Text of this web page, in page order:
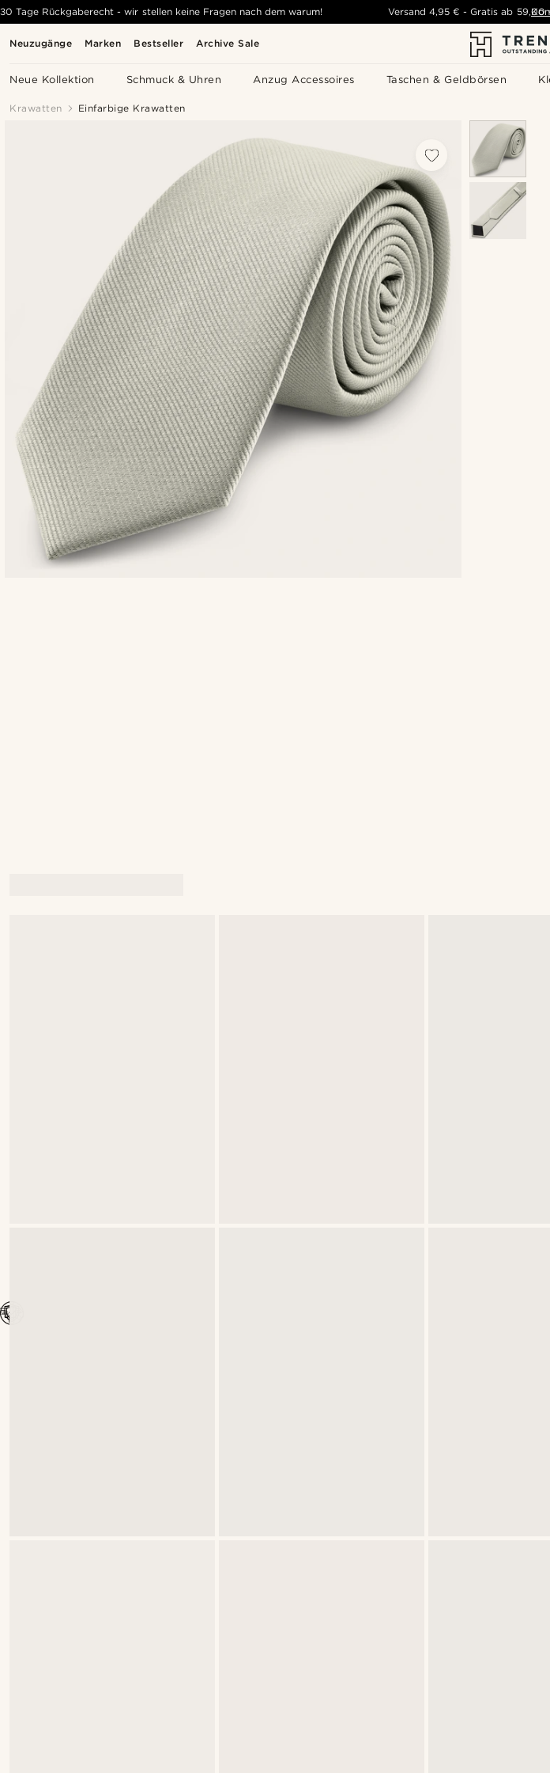
Neuzugänge Marken Bestseller Archive Sale
Neue Kollektion Schmuck & Uhren Anzug Accessoires Taschen & Geldbörsen
30 Tage Rückgaberecht - wir stellen keine Fragen nach dem warum! Versand 4,95 € -Gratis ab 59,00
Krawatten Einfarbige Krawatten